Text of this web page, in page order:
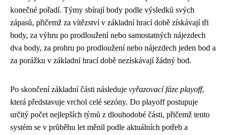
konečné pořadí. Týmy sbírají body podle výsledků svých
zápasů, přičemž za vítězství v základní hrací době získávají tři
body, za výhru po prodloužení nebo samostatných nájezdech
dva body, za prohru po prodloužení nebo nájezdech jeden bod a
za porážku v základní hrací době nezískávají žádný bod.
Po skončení základní části následuje vyřazovací fáze playoff,
která představuje vrchol celé sezóny. Do playoff postupuje
určitý počet nejlepších týmů z dlouhodobé části, přičemž tento
systém se v průběhu let měnil podle aktuálních potřeb a